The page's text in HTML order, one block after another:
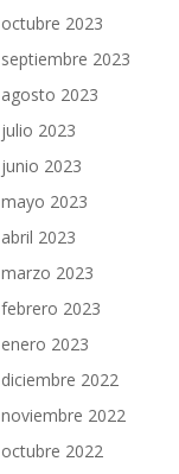
octubre 2023
septiembre 2023
agosto 2023
julio 2023
junio 2023
mayo 2023
abril 2023
marzo 2023
febrero 2023
enero 2023
diciembre 2022
noviembre 2022
octubre 2022